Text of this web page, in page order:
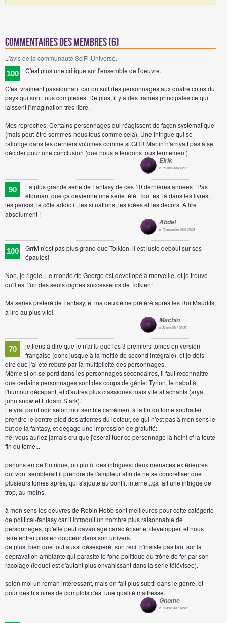
Commentaires des membres (6)
L'avis de la communauté SciFi-Universe.
100
C'est plus une critique sur l'ensemble de l'oeuvre.
C'est vraiment passionnant car on suit des personnages aux quatre coins du
pays qui sont tous complexes. De plus, il y a des trames principales ce qui
laissent l'imagination très libre.
Mes reproches: Certains personnages qui réagissent de façon systématique
(mais peut-être sommes-nous tous comme cela). Une intrigue qui se
rallonge dans les derniers volumes comme si GRR Martin n'arrivait pas à se
décider pour une conclusion (que nous attendons tous fermement)
Elrik
le 1er mai 2010 15h29
90
La plus grande série de Fantasy de ces 10 dernières années ! Pas
étonnant que ça devienne une série télé. Tout est là dans les livres,
les persos, le côté addictif, les situations, les idées et les décors. A lire
absolument !
Abdel
le 15 décembre 2010 07h03
100
GrrM n'est pas plus grand que Tolkien, il est juste debout sur ses
épaules!
Non, je rigole. Le monde de George est dévellopé à merveille, et je trouve
qu'il est l'un des seuls dignes successeurs de Tolkien!
Ma séries préféré de Fantasy, et ma deuxième préféré après les Roi Maudits,
à lire au plus vite!
Machin
le 30 mai 2011 00h35
70
je tiens à dire que je n'ai lu que les 3 premiers tomes en version
française (donc jusque à la moitié de second intégrale), et je dois
dire que j'ai été rebuté par la multiplicité des personnages.
Même si on se perd dans les personnages secondaires, il faut reconnaître
que certains personnages sont des coups de génie: Tyrion, le nabot à
l'humour décapant, et d'autres plus classiques mais vite attachants (arya,
john snow et Eddard Stark).
Le vrai point noir selon moi semble carrément à la fin du tome souhaiter
prendre le contre-pied des attentes du lecteur, ce qui n'est pas à mon sens le
but de la fantasy, et dégage une impression de gratuité:
hé! vous auriez jamais cru que j'oserai tuer ce personnage là hein! cf la toute
fin du tome...
parlons en de l'intrique, ou plutôt des intrigues: deux menaces extérieures
qui vont semblerait il prendre de l'ampleur afin de ne se concrétiser que
plusieurs tomes après, qui s'ajoute au conflit interne...ça fait une intrigue de
trop, au moins.
à mon sens les oeuvres de Robin Hobb sont meilleures pour cette catégorie
de political-fantasy car il introduit un nombre plus raisonnable de
personnages, qu'elle peut davantage caractériser et développer, et nous
faire entrer plus en douceur dans son univers.
de plus, bien que tout aussi désespéré, son récit n'insiste pas tant sur la
dépravation ambiante qui parasite le fond politique du trône de fer par son
racolage (lequel est d'autant plus envahissant dans la série télévisée).
selon moi un roman intéressant, mais on fait plus subtil dans le genre, et
pour des histoires de complots c'est une qualité maitresse.
Gnome
le 12 août 2011 10h08